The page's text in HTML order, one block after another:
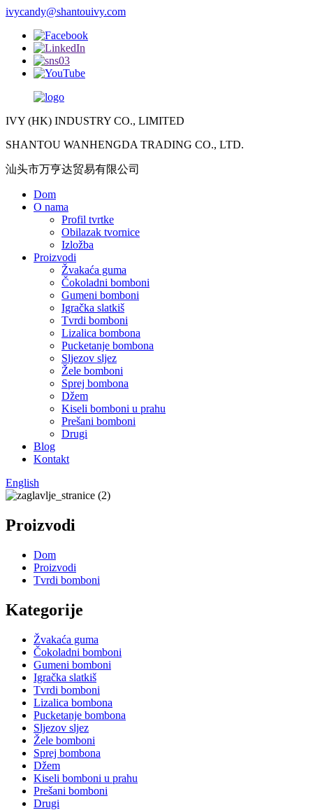
ivycandy@shantouivy.com
IVY (HK) INDUSTRY CO., LIMITED
SHANTOU WANHENGDA TRADING CO., LTD.
汕头市万亨达贸易有限公司
Dom
O nama
Profil tvrtke
Obilazak tvornice
Izložba
Proizvodi
Žvakaća guma
Čokoladni bomboni
Gumeni bomboni
Igračka slatkiš
Tvrdi bomboni
Lizalica bombona
Pucketanje bombona
Sljezov sljez
Žele bomboni
Sprej bombona
Džem
Kiseli bomboni u prahu
Prešani bomboni
Drugi
Blog
Kontakt
English
Proizvodi
Dom
Proizvodi
Tvrdi bomboni
Kategorije
Žvakaća guma
Čokoladni bomboni
Gumeni bomboni
Igračka slatkiš
Tvrdi bomboni
Lizalica bombona
Pucketanje bombona
Sljezov sljez
Žele bomboni
Sprej bombona
Džem
Kiseli bomboni u prahu
Prešani bomboni
Drugi